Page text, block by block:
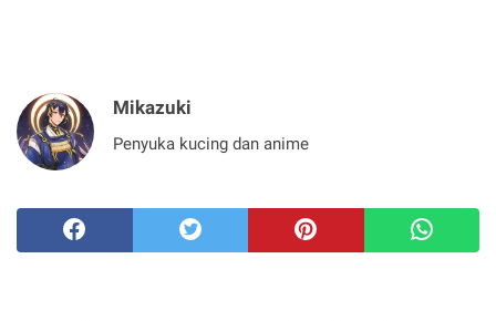
Mikazuki
Penyuka kucing dan anime